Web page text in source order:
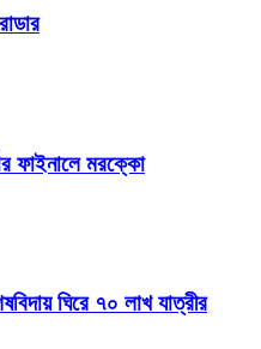
ফাইনালে মরক্কো
ঘিরে ৭০ লাখ যাত্রীর